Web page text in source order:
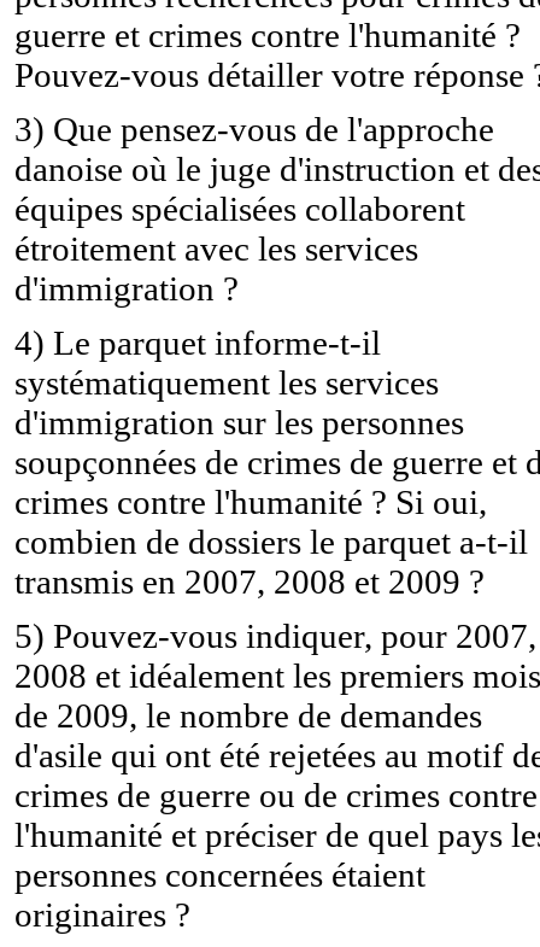
guerre et crimes contre l'humanité ?
Pouvez-vous détailler votre réponse
3) Que pensez-vous de l'approche
danoise où le juge d'instruction et
équipes spécialisées collaborent
étroitement avec les services
d'immigration ?
4) Le parquet informe-t-il
systématiquement les services
d'immigration sur les personnes
soupçonnées de crimes de guerre et
crimes contre l'humanité ? Si oui,
combien de dossiers le parquet a-t-il
transmis en 2007, 2008 et 2009 ?
5) Pouvez-vous indiquer, pour 2007,
2008 et idéalement les premiers mois
de 2009, le nombre de demandes
d'asile qui ont été rejetées au motif
crimes de guerre ou de crimes contre
l'humanité et préciser de quel pays
personnes concernées étaient
originaires ?